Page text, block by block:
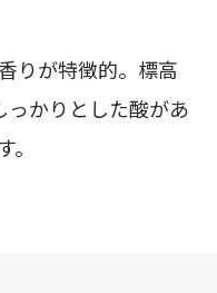
りが特徴的。標高
かりとした酸があ